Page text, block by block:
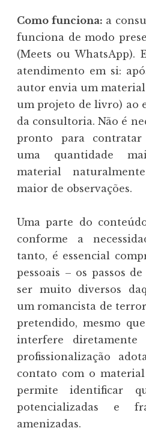
Como funciona: a
funciona de modo
(Meets ou WhatsApp).
atendimento em si:
autor envia um
um projeto de livro) ao
da consultoria. Não é
pronto para
uma quantidade
material
maior de observações.
Uma parte do
conforme a
tanto, é essencial
pessoais – os passos
ser muito diversos
um romancista de
pretendido, mesmo
interfere diretamente
profissionalização
contato com o
permite identificar
potencializadas e
amenizadas.